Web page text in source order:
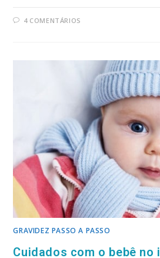
4 COMENTÁRIOS
GRAVIDEZ PASSO A PASSO
Cuidados com o bebê no